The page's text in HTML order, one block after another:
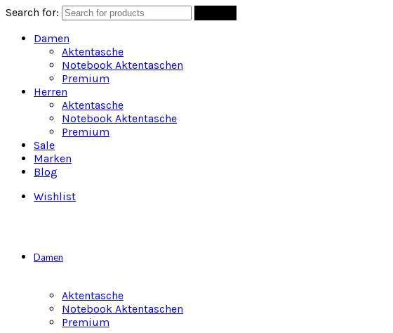
Search for:
Damen
Aktentasche
Notebook Aktentaschen
Premium
Herren
Aktentasche
Notebook Aktentasche
Premium
Sale
Marken
Blog
Wishlist
Damen
Aktentasche
Notebook Aktentaschen
Premium